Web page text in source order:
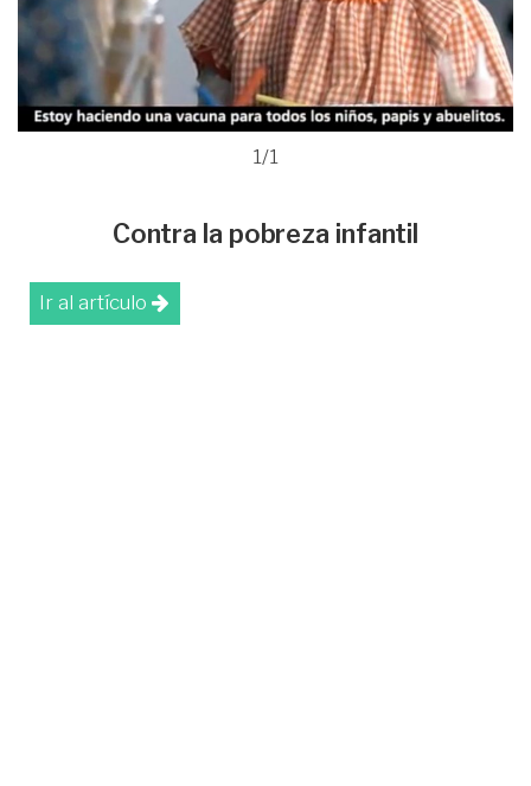
1/1
Contra la pobreza infantil
Ir al artículo